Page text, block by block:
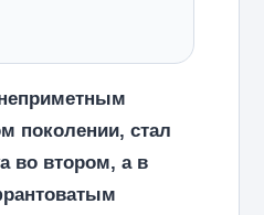
поколении, стал
во втором, а в